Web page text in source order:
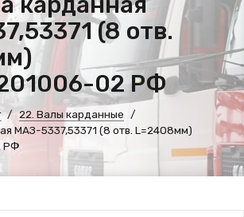
(8 отв.
02 РФ
22. Валы карданные
МАЗ-5337,53371 (8 отв. L=2408мм)
РФ